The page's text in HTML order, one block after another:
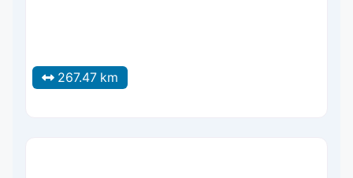
267.47 km